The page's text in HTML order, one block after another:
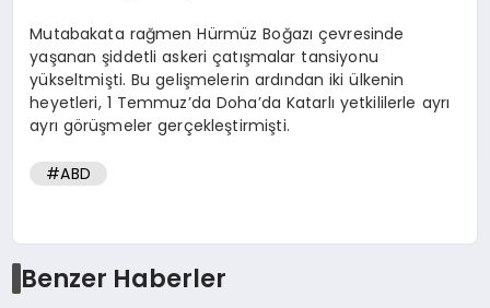
Mutabakata rağmen Hürmüz Boğazı çevresinde
yaşanan şiddetli askeri çatışmalar tansiyonu
yükseltmişti. Bu gelişmelerin ardından iki ülkenin
heyetleri, 1 Temmuz’da Doha’da Katarlı yetkililerle ayrı
ayrı görüşmeler gerçekleştirmişti.
#ABD
Benzer Haberler